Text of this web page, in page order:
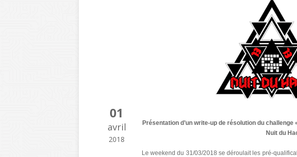
01
avril
2018
Présentation d’un write-up de résolution du
Nuit du
Le weekend du 31/03/2018 se déroulait les pré-